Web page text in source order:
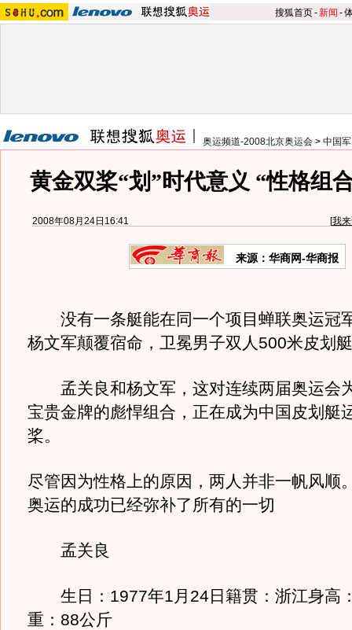
搜狐首页-新闻 -
奥运频道-2008北京奥运会 > 中国
黄金双桨“划”时代意义 “性格组
2008年08月24日16:41 [我
来源：华商网-华商报
没有一条艇能在同一个项目蝉联奥运冠
杨文军颠覆宿命，卫冕男子双人500米皮划
孟关良和杨文军，这对连续两届奥运会
宝贵金牌的彪悍组合，正在成为中国皮划艇
桨。
尽管因为性格上的原因，两人并非一帆风顺
奥运的成功已经弥补了所有的一切
孟关良
生日：1977年1月24日籍贯：浙江身高
重：88公斤